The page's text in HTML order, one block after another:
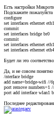
Есть настройки
Подскажите
configure
set interfaces ethernet
commit
set interfaces bridge br0
commit
set interfaces ethernet
set interfaces ethernet
Будет ли это
Да, и не совсем
/nterface bridge
add name=bridge-wifi //
port remove numbers=1
port add interface wlan1
Последнее